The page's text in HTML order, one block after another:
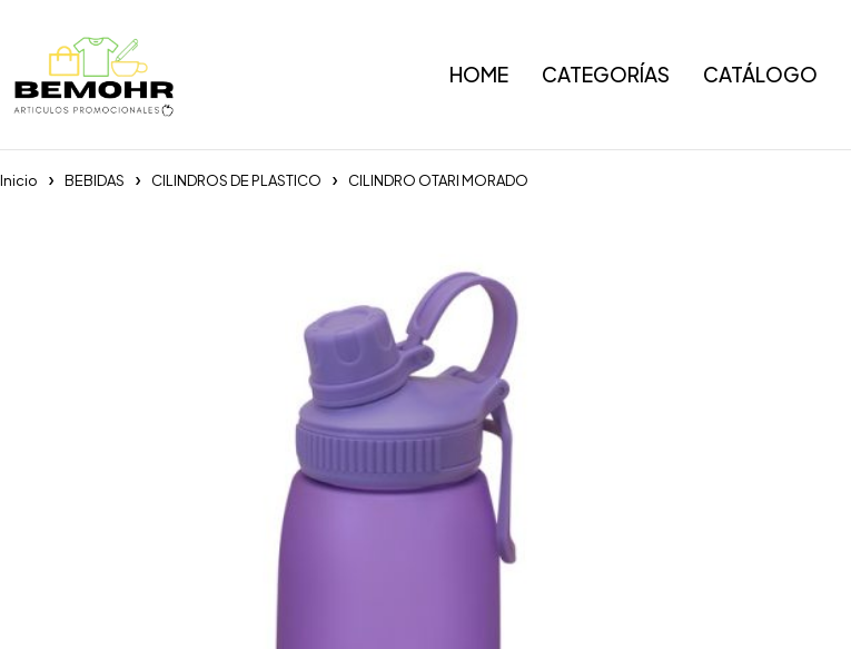
HOME CATEGORÍAS CATÁLOGO
Inicio BEBIDAS CILINDROS DE PLASTICO CILINDRO OTARI MORADO